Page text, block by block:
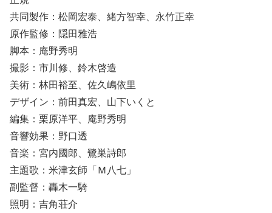
共同製作：松岡宏泰、緒方智幸、永竹正幸
原作監修：隠田雅浩
脚本：庵野秀明
撮影：市川修、鈴木啓造
美術：林田裕至、佐久嶋依里
デザイン：前田真宏、山下いくと
編集：栗原洋平、庵野秀明
音響効果：野口透
音楽：宮内國郎、鷺巣詩郎
主題歌：米津玄師「Ｍ八七」
副監督：轟木一騎
照明：吉角荘介